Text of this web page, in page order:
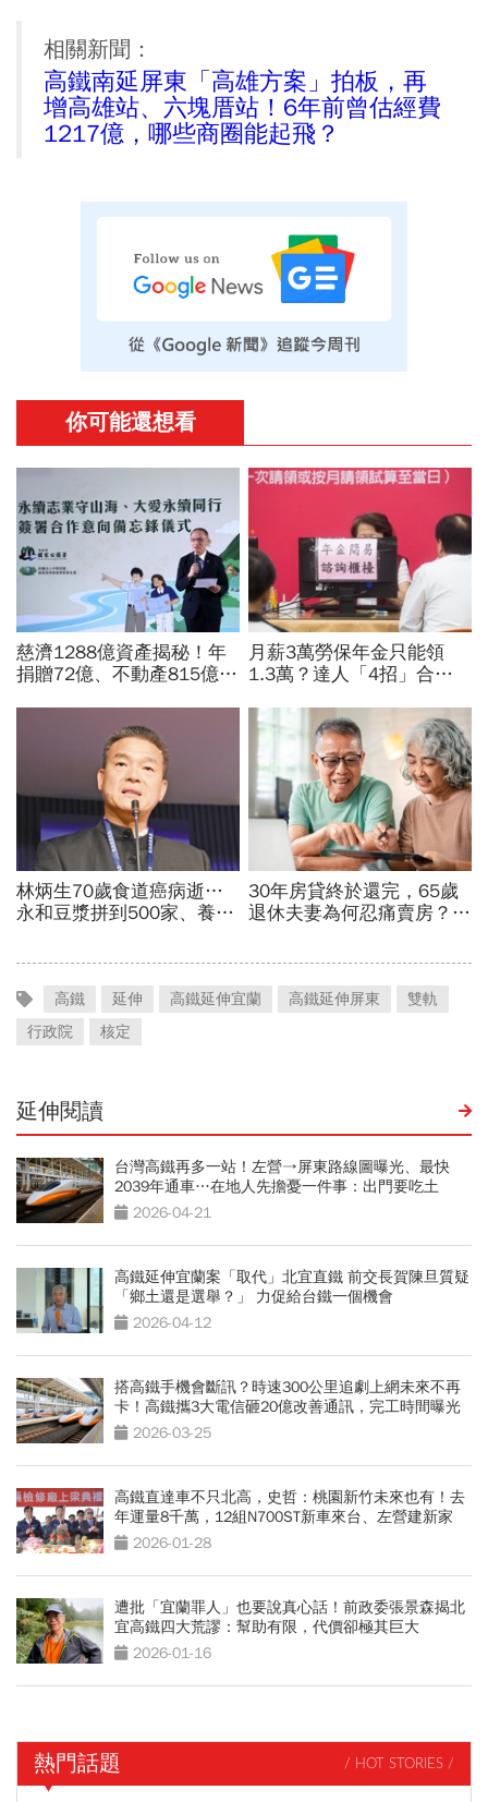
相關新聞：
高鐵南延屏東「高雄方案」拍板，再
增高雄站、六塊厝站！6年前曾估經費
1217億，哪些商圈能起飛？
高鐵 延伸 高鐵延伸宜蘭 高鐵延伸屏東
雙軌
行政院
核定
延伸閱讀
台灣高鐵再多一站！左營→屏東路線圖曝光、最快
2039年通車…在地人先擔憂一件事：出門要吃土
2026-04-21
高鐵延伸宜蘭案「取代」北宜直鐵 前交長賀陳旦質疑
「鄉土還是選舉？」 力促給台鐵一個機會
2026-04-12
搭高鐵手機會斷訊？時速300公里追劇上網未來不再
卡！高鐵攜3大電信砸20億改善通訊，完工時間曝光
2026-03-25
高鐵直達車不只北高，史哲：桃園新竹未來也有！去
年運量8千萬，12組N700ST新車來台、左營建新家
2026-01-28
遭批「宜蘭罪人」也要說真心話！前政委張景森揭北
宜高鐵四大荒謬：幫助有限，代價卻極其巨大
2026-01-16
熱門話題 / HOT STORIES /